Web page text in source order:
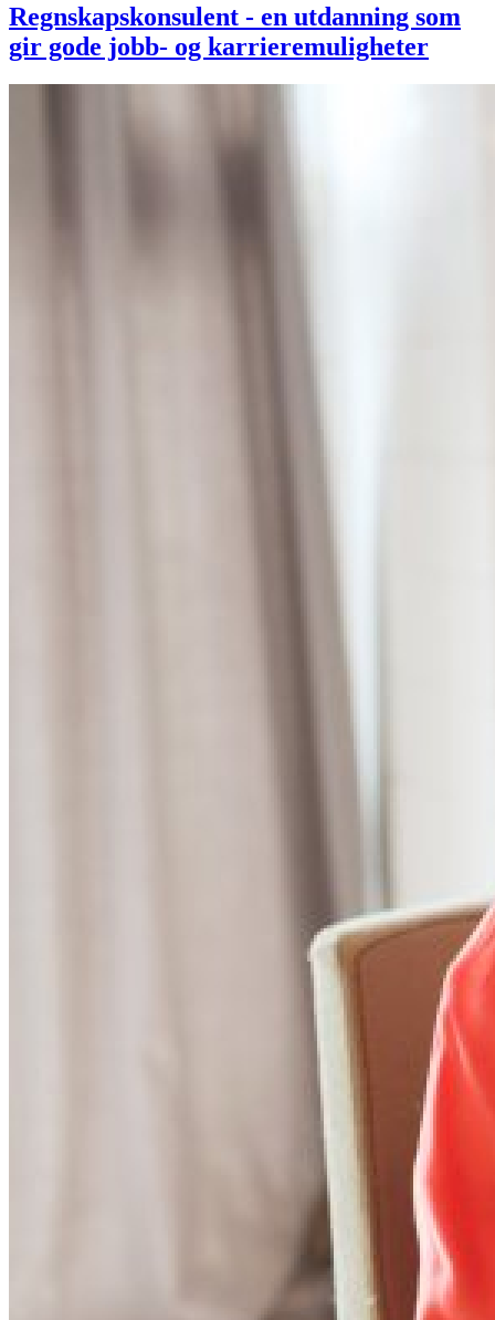
Regnskapskonsulent - en utdanning som
gir gode jobb- og karrieremuligheter